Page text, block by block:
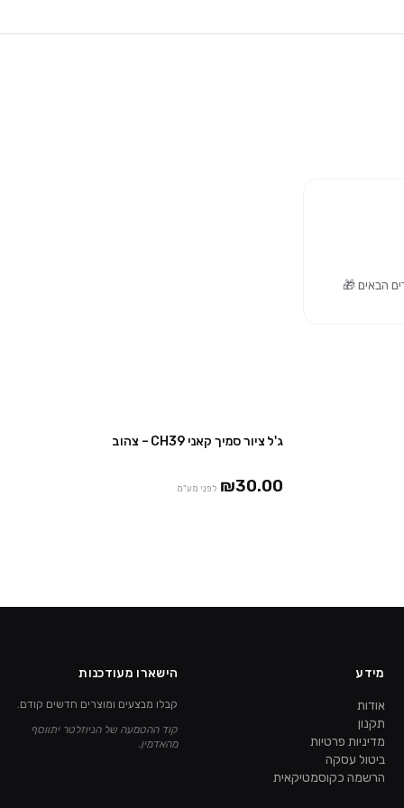
ג'ל ציור סמיך קאני CH39 – צהוב
₪30.00 לפני מע"מ
מידע
אודות
תקנון
מדיניות פרטיות
ביטול עסקה
הרשמה כקוסמטיקאית
הישארו מעודכנות
קבלו מבצעים ומוצרים חדשים קודם.
קוד ההטמעה של הניוזלטר יתווסף
מהאדמין.